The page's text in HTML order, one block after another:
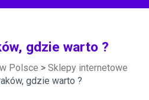
gdzie warto ?
Polsce > Sklepy internetowe
gdzie warto ?